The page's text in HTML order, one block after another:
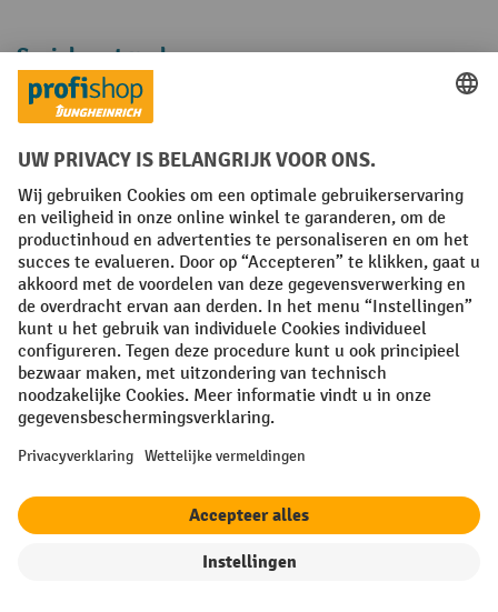
Sociale netwerken
Facebook
YouTube
LinkedInInstagram
Algemene leveringsvoorwaarden Copyright
Privacyverklaring Privacy Instellingen
All prices excl. VAT plusshipping costs and possible delivery charges,
if not stated otherwise.
¹ De korting is geldig zolang de voorraad strekt. De korting is niet van
toepassing op speciale prijzen. Een combinatie met andere
procentuele kortingen of vouchers is niet mogelijk. | ² De korting
nieuwsbrief. De voucher is 10 dagen geldig en kan online worden
korting varieert per productcategorie en is maximaal 10%. Elektrische
pallettrucks, elektrische stapelaars, elektrische heftrucks en
worden gecombineerd met andere kortingspercentages of vouchers.